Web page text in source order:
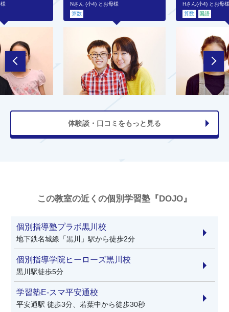
Nさん (小4) とお母様
算数
Hさん(小4) とお母
算数
国語
体験談・口コミをもっと見る
この教室の近くの個別学習塾『DOJO』
個別指導塾プラボ黒川校
地下鉄名城線「黒川」駅から徒歩2分
個別指導学院ヒーローズ黒川校
黒川駅徒歩5分
学習塾E-スマ平安通校
平安通駅 徒歩3分、若葉中から徒歩30秒